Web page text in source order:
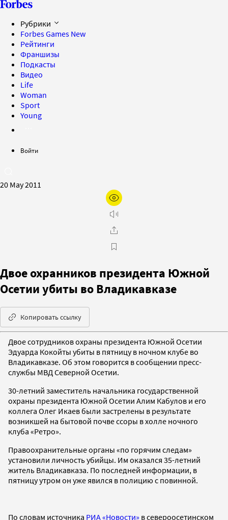
Рубрики
Forbes Games New
Рейтинги
Франшизы
Подкасты
Видео
Life
Woman
Sport
Young
Войти
20 May 2011
Двое охранников президента Южной
Осетии убиты во Владикавказе
Копировать ссылку
Двое сотрудников охраны президента Южной Осетии
Эдуарда Кокойты убиты в пятницу в ночном клубе во
Владикавказе. Об этом говорится в сообщении пресс-
службы МВД Северной Осетии.
30-летний заместитель начальника государственной
охраны президента Южной Осетии Алим Кабулов и его
коллега Олег Икаев были застрелены в результате
возникшей на бытовой почве ссоры в холле ночного
клуба «Ретро».
Правоохранительные органы «по горячим следам»
установили личность убийцы. Им оказался 35-летний
житель Владикавказа. По последней информации, в
пятницу утром он уже явился в полицию с повинной.
По словам источника РИА «Новости» в североосетинском